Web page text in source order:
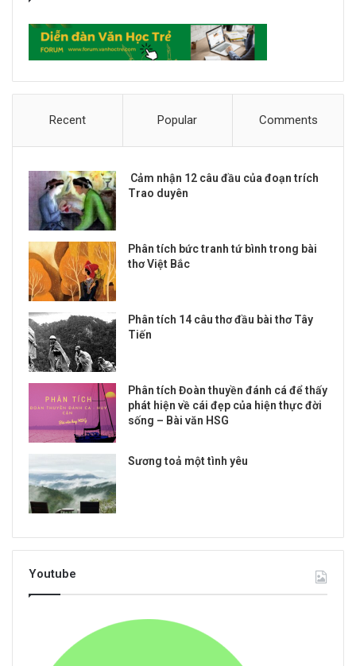
Recent Popular Comments
Cảm nhận 12 câu đầu của đoạn trích
Trao duyên
Phân tích bức tranh tứ bình trong bài
thơ Việt Bắc
Phân tích 14 câu thơ đầu bài thơ Tây
Tiến
Phân tích Đoàn thuyền đánh cá để thấy
phát hiện về cái đẹp của hiện thực đời
sống – Bài văn HSG
Sương toả một tình yêu
Youtube